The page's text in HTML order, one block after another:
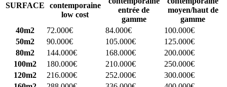
SURFACE
contemporaine
low cost
entrée de
gamme
moyen/haut de
gamme
40m2
72.000€ 84.000€
100.000€
50m2
90.000€ 105.000€
125.000€
80m2
144.000€ 168.000€
200.000€
100m2
180.000€ 210.000€
250.000€
120m2
216.000€ 252.000€
300.000€